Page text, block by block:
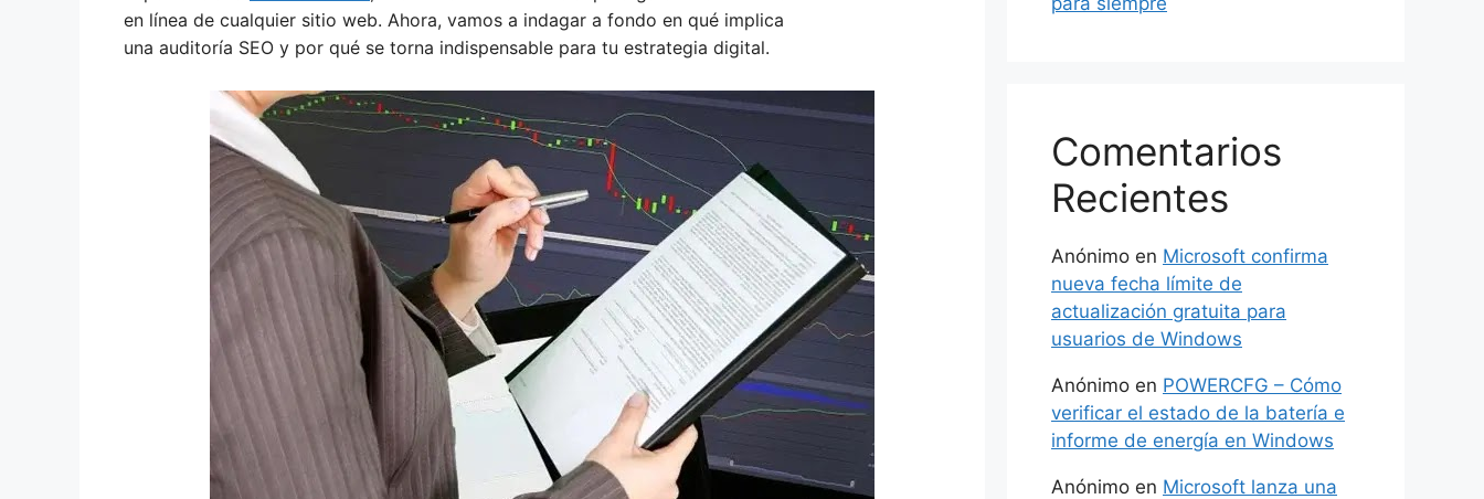
en línea de cualquier sitio web. Ahora, vamos a indagar a fondo en qué implica
una auditoría SEO y por qué se torna indispensable para tu estrategia digital.
Comentarios
Recientes
Anónimo en Microsoft confirma
nueva fecha límite de
actualización gratuita para
usuarios de Windows
Anónimo en POWERCFG – Cómo
verificar el estado de la batería e
informe de energía en Windows
Anónimo en Microsoft lanza una